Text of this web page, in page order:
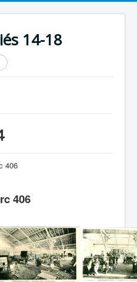
14-18
406
406